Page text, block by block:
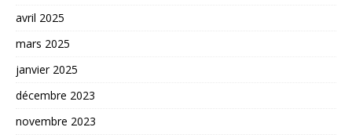
avril 2025
mars 2025
janvier 2025
décembre 2023
novembre 2023